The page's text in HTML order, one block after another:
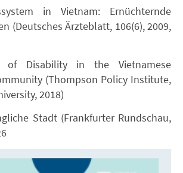
in Vietnam: Ernüchternde
(Deutsches Ärzteblatt, 106(6), 2009,
of Disability in the Vietnamese
(Thompson Policy Institute,
2018)
Stadt (Frankfurter Rundschau,